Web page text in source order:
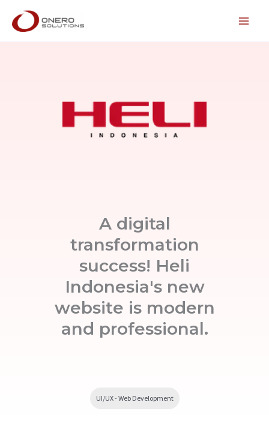
Lewati
A digital
transformation
success! Heli
Indonesia's new
website is modern
and professional.
UI/UX - Web Development